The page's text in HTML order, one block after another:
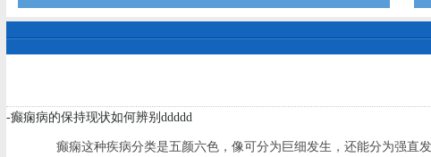
-癫痫病的保持现状如何辨别ddddd
癫痫这种疾病分类是五颜六色，像可分为巨细发生，还能分为强直